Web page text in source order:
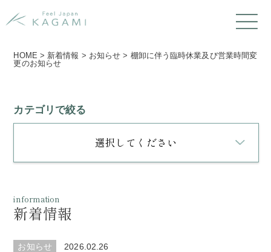
HOME > 新着情報 > お知らせ > 棚卸に伴う臨時休業及び営業時間変
更のお知らせ
カテゴリで絞る
選択してください
information
新着情報
お知らせ 2026.02.26